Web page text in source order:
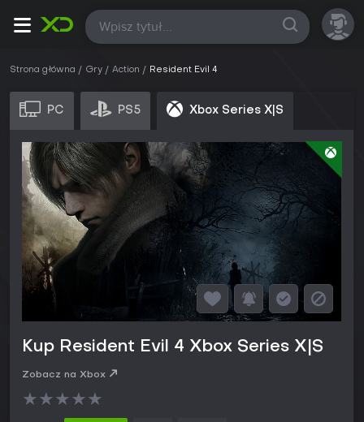
Wszystkie
Strona główna Gry Action Resident Evil 4
PC PS5 Xbox Series X|S
Kup Resident Evil 4 Xbox Series X|S
Zobacz na Xbox
★★★★★